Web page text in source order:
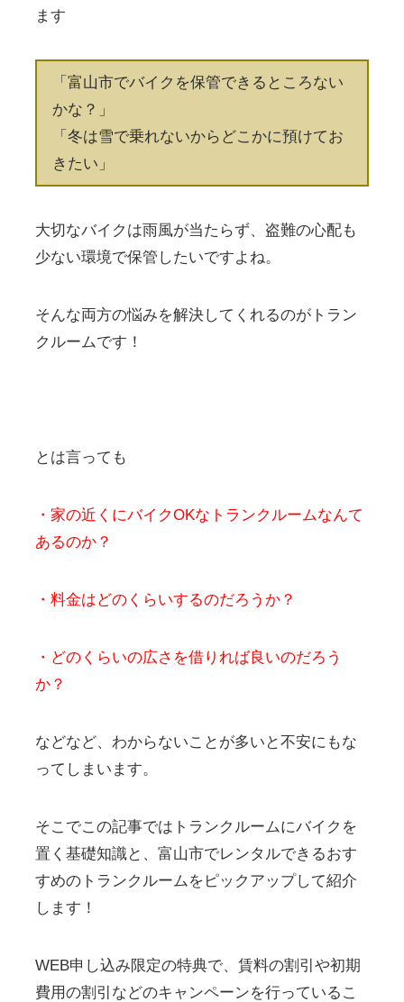
ます
「富山市でバイクを保管できるところない
かな？」
「冬は雪で乗れないからどこかに預けてお
きたい」
大切なバイクは雨風が当たらず、盗難の心配も
少ない環境で保管したいですよね。
そんな両方の悩みを解決してくれるのがトラン
クルームです！
とは言っても
・家の近くにバイクOKなトランクルームなんて
あるのか？
・料金はどのくらいするのだろうか？
・どのくらいの広さを借りれば良いのだろう
か？
などなど、わからないことが多いと不安にもな
ってしまいます。
そこでこの記事ではトランクルームにバイクを
置く基礎知識と、富山市でレンタルできるおす
すめのトランクルームをピックアップして紹介
します！
WEB申し込み限定の特典で、賃料の割引や初期
費用の割引などのキャンペーンを行っているこ